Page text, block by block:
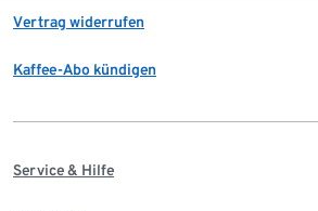
Vertrag widerrufen
Kaffee-Abo kündigen
Service & Hilfe